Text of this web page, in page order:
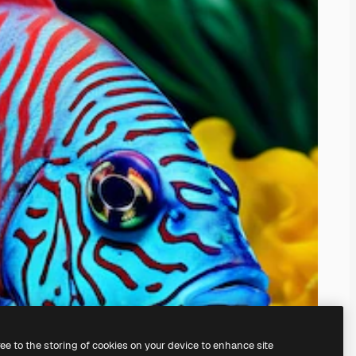
gerador de imagens com IA.
to the storing of cookies on your device to enhance site